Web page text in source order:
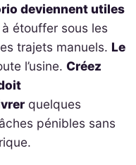
deviennent utiles
étouffer sous les
trajets manuels. Le
l’usine. Créez
quelques
pénibles sans